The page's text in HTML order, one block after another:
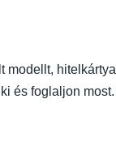
és foglaljon most.